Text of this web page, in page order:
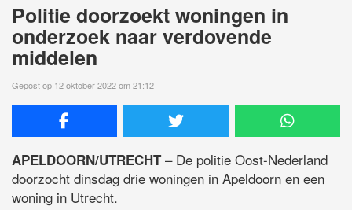
Politie doorzoekt woningen in
onderzoek naar verdovende
middelen
Gepost op 12 oktober 2022 om 21:12
APELDOORN/UTRECHT– De politie Oost-Nederland
doorzocht dinsdag drie woningen in Apeldoorn en een
woning in Utrecht.